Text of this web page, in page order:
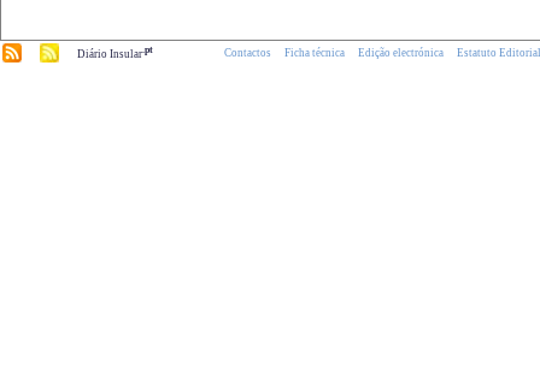
Diário Insular.pt Contactos Ficha técnica Edição electrónica Estatuto Editorial